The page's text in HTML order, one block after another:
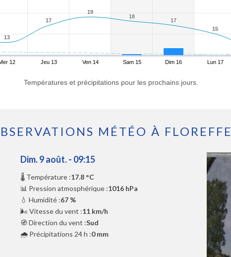
13
13
17
17
19
19
18
18
17
17
15
15
12 Jeu 13 Ven 14 Sam 15 Dim 16 Lun 17
Températures et précipitations pour les prochains jours.
MÉTÉO À FLOREFFE
Dim. 9 août. - 09:15
🌡️ Température :17.8 °C
📊 Pression atmosphérique :1016 hPa
💧 Humidité :67 %
🌬️ Vitesse du vent :11 km/h
🧭 Direction du vent :Sud
🌧️ Précipitations 24 h :0 mm